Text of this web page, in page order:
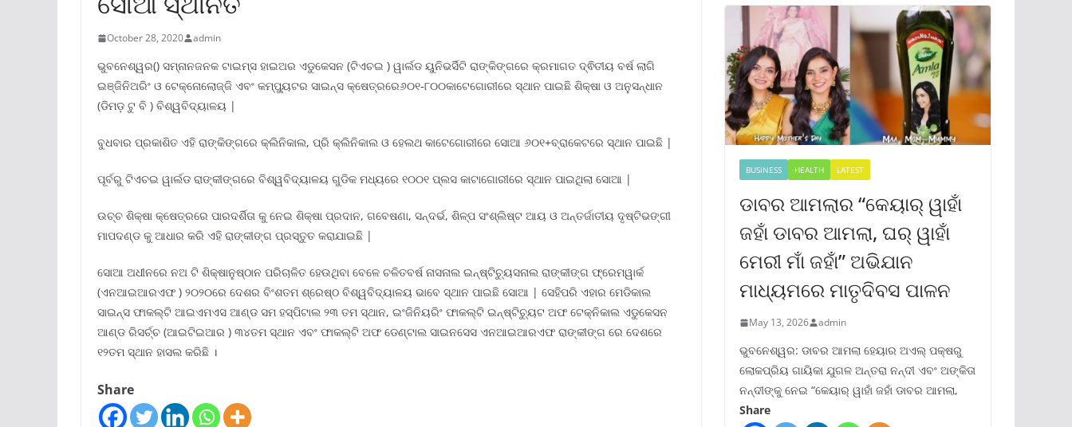
October 28, 2020 admin
ଭୁବନେଶ୍ୱର() ସମ୍ନାନଜନକ ଟାଇମ୍ସ ହାଇଅର ଏଡୁକେସନ (ଟିଏଚଇ ) ୱାର୍ଲଡ ୟୁନିଭର୍ସିଟି ରାଙ୍କିଙ୍ଗରେ କ୍ରମାଗତ ଦ୍ଵିତୀୟ ବର୍ଷ ଲାଗି
ଇଞ୍ଜିନିଅରିଂ ଓ ଟେକ୍ନୋଲୋଜ୍ଜି ଏବଂ କମ୍ପ୍ୟୁଟର ସାଇନ୍ସ କ୍ଷେତ୍ରରେ୬୦୧-୮୦୦କାଟେଗୋରୀରେ ସ୍ଥାନ ପାଇଛି ଶିକ୍ଷା ଓ ଅନୁସନ୍ଧାନ
(ଡିମଡ଼ ଟୁ ବି ) ବିଶ୍ୱବିଦ୍ୟାଳୟ |
ବୁଧବାର ପ୍ରକାଶିତ ଏହି ରାଙ୍କିଙ୍ଗରେ କ୍ଲିନିକାଲ, ପ୍ରି କ୍ଲିନିକାଲ ଓ ହେଲଥ କାଟେଗୋରୀରେ ସୋଆ ୬୦୧+ବ୍ରାକେଟରେ ସ୍ଥାନ ପାଇଛି |
ପୂର୍ବରୁ ଟିଏଚଇ ୱାର୍ଲଡ ରାଙ୍କୀଙ୍ଗରେ ବିଶ୍ୱବିଦ୍ୟାଳୟ ଗୁଡିକ ମଧ୍ୟରେ ୧୦୦୧ ପ୍ଲସ କାଟାଗୋରୀରେ ସ୍ଥାନ ପାଇଥିଲା ସୋଆ |
ଉଚ୍ଚ ଶିକ୍ଷା କ୍ଷେତ୍ରରେ ପାରଦର୍ଶିତା କୁ ନେଇ ଶିକ୍ଷା ପ୍ରଦାନ, ଗବେଷଣା, ସନ୍ଦର୍ଭ, ଶିଳ୍ପ ସଂଶ୍ଲିଷ୍ଟ ଆୟ ଓ ଅନ୍ତର୍ଜାତୀୟ ଦୃଷ୍ଟିଭଙ୍ଗୀ
ମାପଦଣ୍ଡ କୁ ଆଧାର କରି ଏହି ରାଙ୍କୀଙ୍ଗ ପ୍ରସ୍ତୁତ କରାଯାଇଛି |
ସୋଆ ଅଧୀନରେ ନଅ ଟି ଶିକ୍ଷାନୁଷ୍ଠାନ ପରିଚାଳିତ ହେଉଥିବା ବେଳେ ଚଳିତବର୍ଷ ନାସନାଲ ଇନ୍ଷ୍ଟିଚ୍ୟୁସନାଲ ରାଙ୍କୀଙ୍ଗ ଫ୍ରେମୱାର୍କ
(ଏନଆଇଆରଏଫ ) ୨୦୨୦ରେ ଦେଶର ବିଂଶତମ ଶ୍ରେଷ୍ଠ ବିଶ୍ୱବିଦ୍ୟାଳୟ ଭାବେ ସ୍ଥାନ ପାଇଛି ସୋଆ | ସେହିପରି ଏହାର ମେଡିକାଲ
ସାଇନ୍ସ ଫାକଲ୍ଟି ଆଇଏମଏସ ଆଣ୍ଡ ସମ ହସ୍ପିଟାଲ ୨୩ ତମ ସ୍ଥାନ, ଇଂଜିନିୟରିଂ ଫାକଲ୍ଟି ଇନ୍ଷ୍ଟିଚ୍ୟୁଟ ଅଫ ଟେକ୍ନିକାଲ ଏଡୁକେସନ
ଆଣ୍ଡ ରିସର୍ଚ୍ଚ (ଆଇଟିଇଆର ) ୩୪ତମ ସ୍ଥାନ ଏବଂ ଫାକଲ୍ଟି ଅଫ ଡେଣ୍ଟାଲ ସାଇନସେସ ଏନଆଇଆରଏଫ ରାଙ୍କୀଙ୍ଗ ରେ ଦେଶରେ
୧୨ତମ ସ୍ଥାନ ହାସଲ କରିଛି ।
Share
BUSINESS HEALTH LATEST
ଡାବର ଆମଲାର “କେୟାର୍ ୱାହାଁ
ଜହାଁ ଡାବର ଆମଲା, ଘର୍ ୱାହାଁ
ମେରୀ ମାଁ ଜହାଁ” ଅଭିଯାନ
ମାଧ୍ୟମରେ ମାତୃଦିବସ ପାଳନ
May 13, 2026 admin
ଭୁବନେଶ୍ୱର: ଡାବର ଆମଲା ହେୟାର ଅଏଲ୍ ପକ୍ଷରୁ
ଲୋକପ୍ରିୟ ଗାୟିକା ଯୁଗଳ ଅନ୍ତରା ନନ୍ଦୀ ଏବଂ ଅଙ୍କିତା
ନନ୍ଦୀଙ୍କୁ ନେଇ “କେୟାର୍ ୱାହାଁ ଜହାଁ ଡାବର ଆମଲା,
Share